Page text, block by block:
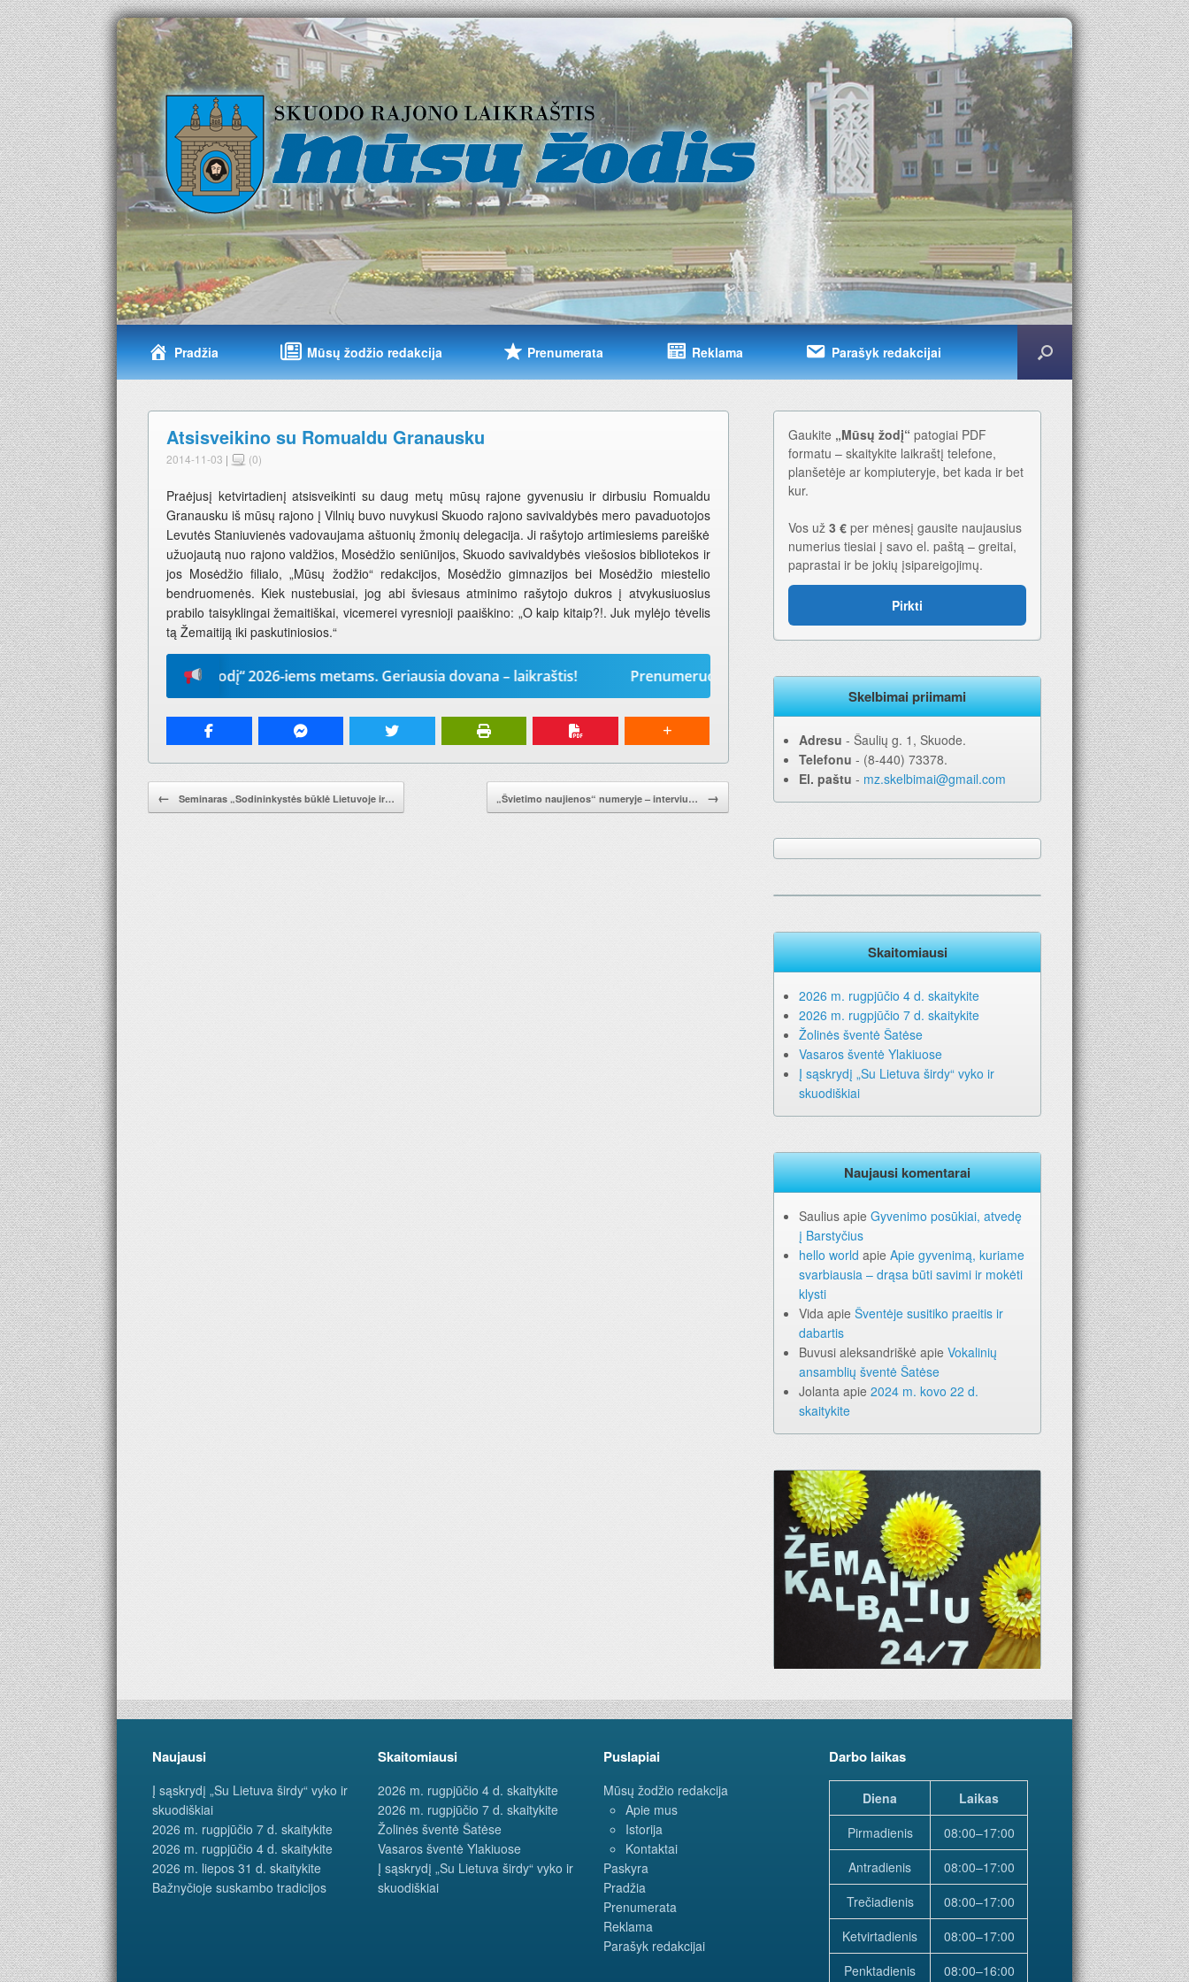
Pradžia Mūsų žodžio redakcija Prenumerata Reklama Parašyk redakcijai
Atsisveikino su Romualdu Granausku
2014-11-03 | (0)
Praėjusį ketvirtadienį atsisveikinti su daug metų mūsų rajone gyvenusiu ir dirbusiu Romualdu
Granausku iš mūsų rajono į Vilnių buvo nuvykusi Skuodo rajono savivaldybės mero pavaduotojos
Levutės Staniuvienės vadovaujama aštuonių žmonių delegacija. Ji rašytojo artimiesiems pareiškė
užuojautą nuo rajono valdžios, Mosėdžio seniūnijos, Skuodo savivaldybės viešosios bibliotekos ir
jos Mosėdžio filialo, „Mūsų žodžio“ redakcijos, Mosėdžio gimnazijos bei Mosėdžio miestelio
bendruomenės. Kiek nustebusiai, jog abi šviesaus atminimo rašytojo dukros į atvykusiuosius
prabilo taisyklingai žemaitiškai, vicemerei vyresnioji paaiškino: „O kaip kitaip?!. Juk mylėjo tėvelis
tą Žemaitiją iki paskutiniosios.“
„Mūsų žodį“ 2026-iems metams. Geriausia dovana – laikraštis! Prenumeruokite „Mūsų žodį“ 2026-iems metams. Geriausia dovana – laikraštis!
Pranešimo navigacija.
← Seminaras „Sodininkystės būklė Lietuvoje ir… „Švietimo naujienos“ numeryje – interviu… →
Gaukite „Mūsų žodį“ patogiai PDF
formatu – skaitykite laikraštį telefone,
planšetėje ar kompiuteryje, bet kada ir bet
kur.
Vos už 3 € per mėnesį gausite naujausius
numerius tiesiai į savo el. paštą – greitai,
paprastai ir be jokių įsipareigojimų.
Pirkti
Skelbimai priimami
Adresu ‐ Šaulių g. 1, Skuode.
Telefonu ‐ (8-440) 73378.
El. paštu ‐ mz.skelbimai@gmail.com
Skaitomiausi
2026 m. rugpjūčio 4 d. skaitykite
2026 m. rugpjūčio 7 d. skaitykite
Žolinės šventė Šatėse
Vasaros šventė Ylakiuose
Į sąskrydį „Su Lietuva širdy“ vyko ir
skuodiškiai
Naujausi komentarai
Saulius apie Gyvenimo posūkiai, atvedę
į Barstyčius
hello world apie Apie gyvenimą, kuriame
svarbiausia – drąsa būti savimi ir mokėti
klysti
Vida apie Šventėje susitiko praeitis ir
dabartis
Buvusi aleksandriškė apie Vokalinių
ansamblių šventė Šatėse
Jolanta apie 2024 m. kovo 22 d.
skaitykite
Naujausi
Į sąskrydį „Su Lietuva širdy“ vyko ir
skuodiškiai
2026 m. rugpjūčio 7 d. skaitykite
2026 m. rugpjūčio 4 d. skaitykite
2026 m. liepos 31 d. skaitykite
Bažnyčioje suskambo tradicijos
Skaitomiausi
2026 m. rugpjūčio 4 d. skaitykite
2026 m. rugpjūčio 7 d. skaitykite
Žolinės šventė Šatėse
Vasaros šventė Ylakiuose
Į sąskrydį „Su Lietuva širdy“ vyko ir
skuodiškiai
Puslapiai
Mūsų žodžio redakcija
Apie mus
Istorija
Kontaktai
Paskyra
Pradžia
Prenumerata
Reklama
Parašyk redakcijai
Darbo laikas
Diena
Laikas
Pirmadienis
08:00–17:00
Antradienis
08:00–17:00
Trečiadienis
08:00–17:00
Ketvirtadienis
08:00–17:00
Penktadienis
08:00–16:00